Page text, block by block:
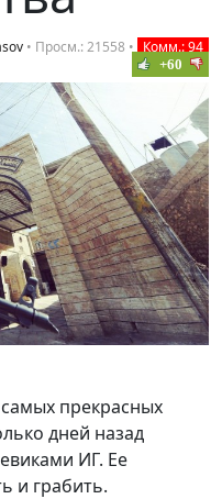
• Просм.: 21558 • Комм.: 94
+60
прекрасных
дней назад
ИГ. Ее
и грабить.